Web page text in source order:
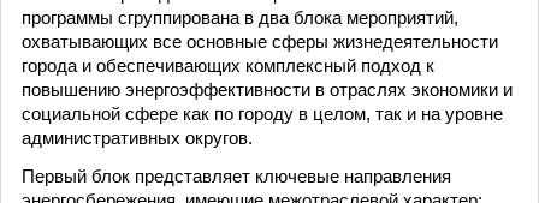
программы сгруппирована в два блока мероприятий,
охватывающих все основные сферы жизнедеятельности
города и обеспечивающих комплексный подход к
повышению энергоэффективности в отраслях экономики и
социальной сфере как по городу в целом, так и на уровне
административных округов.
Первый блок представляет ключевые направления